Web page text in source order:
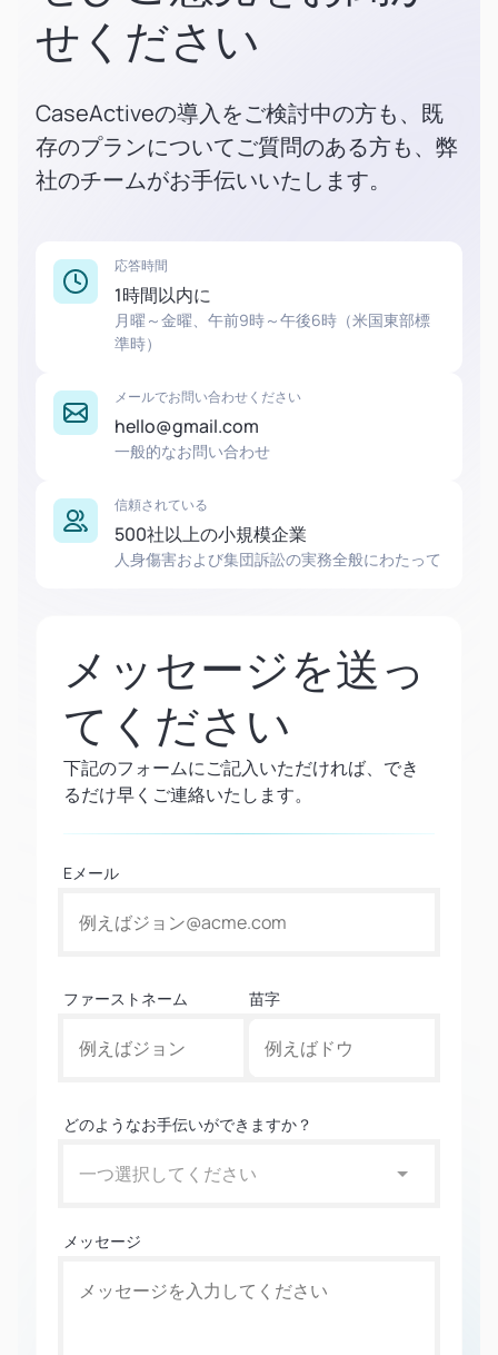
せください
CaseActiveの導入をご検討中の方も、既
存のプランについてご質問のある方も、弊
社のチームがお手伝いいたします。
応答時間
1時間以内に
月曜～金曜、午前9時～午後6時（米国東部標
準時）
メールでお問い合わせください
hello@gmail.com
一般的なお問い合わせ
信頼されている
500社以上の小規模企業
人身傷害および集団訴訟の実務全般にわたって
メッセージを送っ
てください
下記のフォームにご記入いただければ、でき
るだけ早くご連絡いたします。
Eメール
ファーストネーム 苗字
どのようなお手伝いができますか？
一つ選択してください
メッセージ